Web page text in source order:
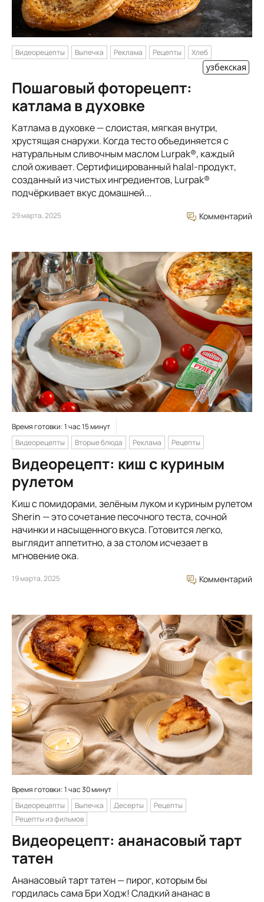
Видеорецепты Выпечка Реклама Рецепты Хлеб
узбекская
Пошаговый фоторецепт:
катлама в духовке
Катлама в духовке — слоистая, мягкая внутри,
хрустящая снаружи. Когда тесто объединяется с
натуральным сливочным маслом Lurpak®, каждый
слой оживает. Сертифицированный halal-продукт,
созданный из чистых ингредиентов, Lurpak®
подчёркивает вкус домашней...
29 марта, 2025 Комментарий
Время готовки: 1 час 15 минут
Видеорецепты
Вторые блюда Реклама Рецепты
Видеорецепт: киш с куриным
рулетом
Киш с помидорами, зелёным луком и куриным рулетом
Sherin — это сочетание песочного теста, сочной
начинки и насыщенного вкуса. Готовится легко,
выглядит аппетитно, а за столом исчезает в
мгновение ока.
19 марта, 2025 Комментарий
Время готовки: 1 час 30 минут
Видеорецепты
Выпечка Десерты
Рецепты
Рецепты из фильмов
Видеорецепт: ананасовый тарт
татен
Ананасовый тарт татен — пирог, которым бы
гордилась сама Бри Ходж! Сладкий ананас в